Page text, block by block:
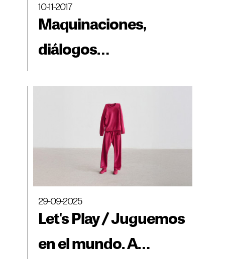
10-11-2017
Maquinaciones,
diálogos
entre colecciones de
museos. Obras de la
colección del museo
Macro-Castagnino en
el MAAC
29-09-2025
Let's Play / Juguemos
en el mundo. A